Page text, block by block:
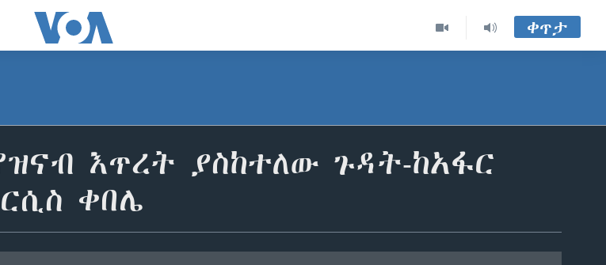
ቀጥታ
እጥረት ያስከተለው ጉዳት-ከአፋር
ቀበሌ